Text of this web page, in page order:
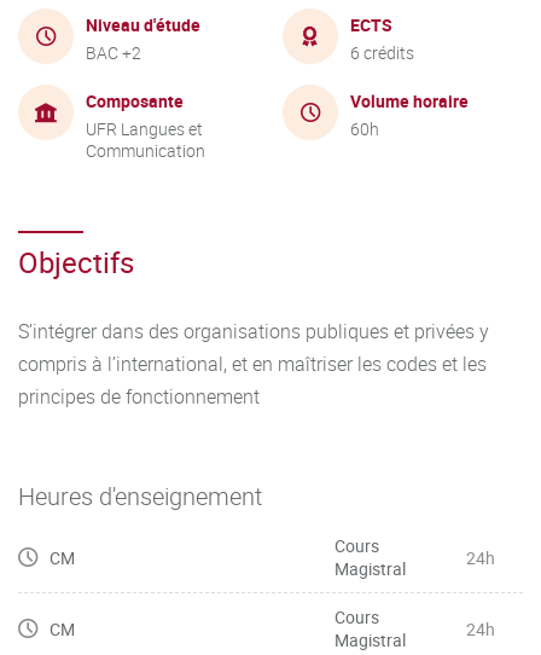
Niveau d'étude
BAC +2
ECTS
6 crédits
Composante
UFR Langues et
Communication
Volume horaire
60h
Objectifs
S’intégrer dans des organisations publiques et privées y
compris à l’international, et en maîtriser les codes et les
principes de fonctionnement
Heures d'enseignement
CM
Cours
Magistral
24h
CM
Cours
Magistral
24h